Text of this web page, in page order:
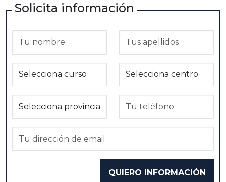
Solicita información